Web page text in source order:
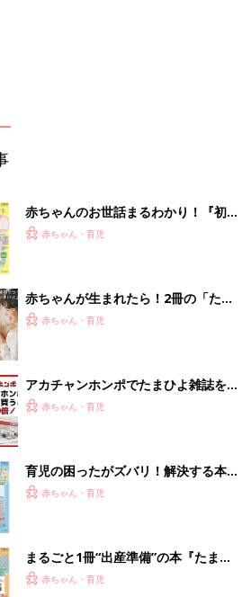
になるまで、育児に役立つ情報がいっ
ぱい！
夫婦で予習する 出産の教科書
mazonタイムセールが見逃せない
PR（Amazon）